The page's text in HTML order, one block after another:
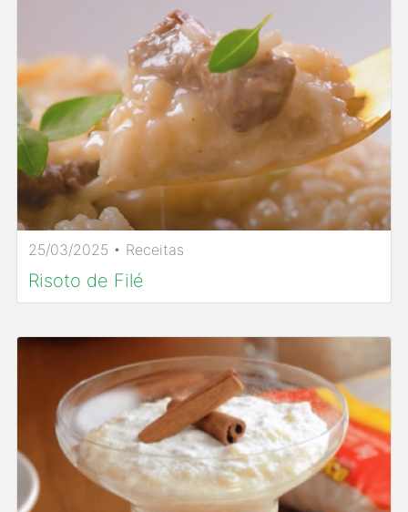
25/03/2025 • Receitas
Risoto de Filé